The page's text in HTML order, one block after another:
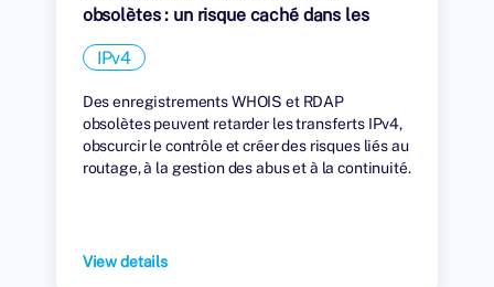
obsolètes : un risque caché dans les
transferts IPv4
IPv4
Des enregistrements WHOIS et RDAP
obsolètes peuvent retarder les transferts IPv4,
obscurcir le contrôle et créer des risques liés au
routage, à la gestion des abus et à la continuité.
View details